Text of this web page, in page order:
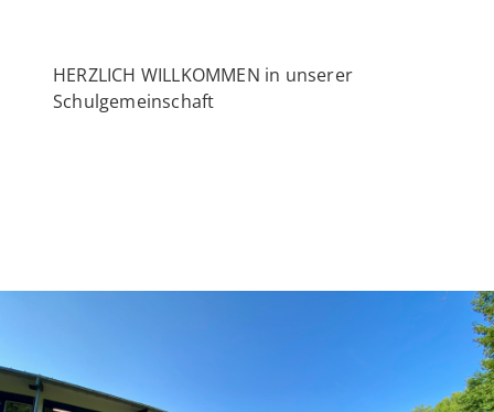
HERZLICH WILLKOMMEN in unserer
Schulgemeinschaft